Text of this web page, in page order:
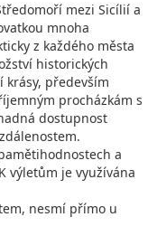
mezi Sicílií a
mnoha
z každého města
historických
především
procházkám s
dostupnost
a
výletům je využívána
nesmí přímo u